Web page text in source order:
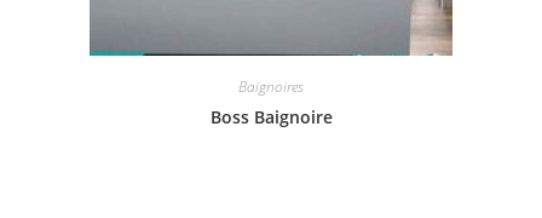
Baignoires
Boss Baignoire